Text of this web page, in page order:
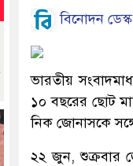
বিনোদন ডেস্ক
ভারতীয়
১০ বছরের ছোট
নিক জোনাসকে
২২ জুন, শুক্রবার